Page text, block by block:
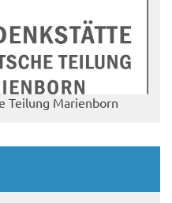
Teilung Marienborn